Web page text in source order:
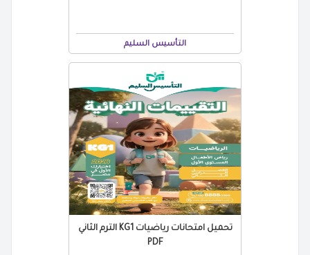
التأسيس السليم
تحميل امتحانات رياضيات KG1 الترم الثاني
PDF